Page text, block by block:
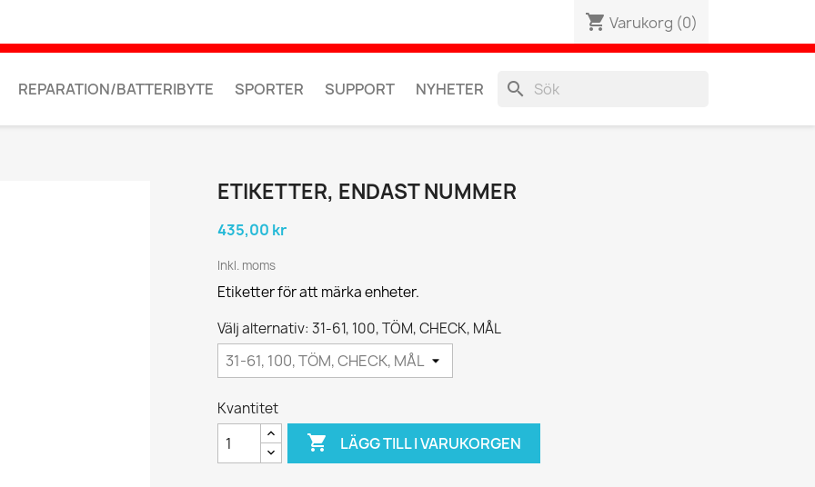
shopping_cart Varukorg (0)
REPARATION/BATTERIBYTE SPORTER SUPPORT NYHETER search
ETIKETTER, ENDAST NUMMER
435,00 kr
Inkl. moms
Etiketter för att märka enheter.
Välj alternativ: 31-61, 100, TÖM, CHECK, MÅL
Kvantitet
 LÄGG TILL I VARUKORGEN